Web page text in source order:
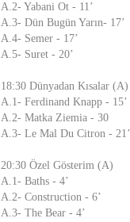
A.2- Yabani Ot - 11’
A.3- Dün Bugün Yarın- 17’
A.4- Semer - 17’
A.5- Suret - 20’
18:30 Dünyadan Kısalar (A)
A.1- Ferdinand Knapp - 15’
A.2- Matka Ziemia - 30
A.3- Le Mal Du Citron - 21’
20:30 Özel Gösterim (A)
A.1- Baths - 4’
A.2- Construction - 6’
A.3- The Bear - 4’